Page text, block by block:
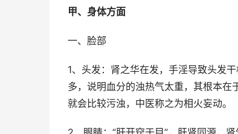
甲、身体方面
一、脸部
1、头发：肾之华在发，手淫导致头发
多，说明血分的浊热气太重，其根本
就会比较污浊，中医称之为相火妄动。